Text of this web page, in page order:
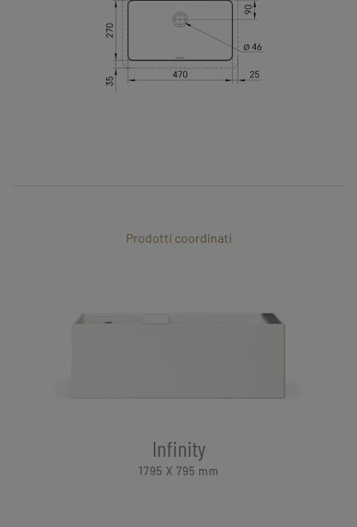
Prodotti coordinati
Infinity
1795 X 795 mm